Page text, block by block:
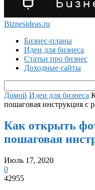
Biznesideas.ru
Бизнес-планы
Идеи для бизнеса
Статьи про бизнес
Доходные сайты
Домой Идеи для бизнеса
пошаговая инструкция с
Как открыть
пошаговая
Июль 17, 2020
0
42955